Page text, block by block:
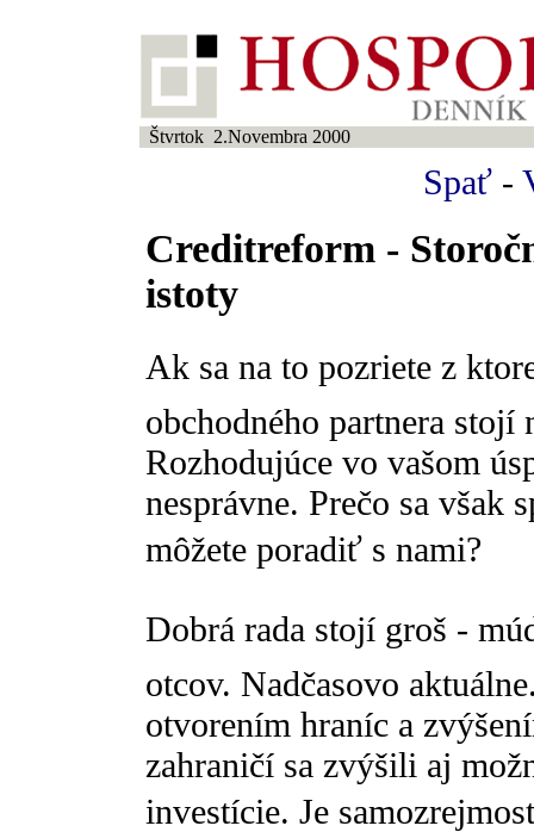
Štvrtok 2.Novembra 2000
Spať -
Creditreform -
istoty
Ak sa na to pozriete z
obchodného partnera stojí
Rozhodujúce vo vašom
nesprávne. Prečo sa však
môžete poradiť s nami?
Dobrá rada stojí groš -
otcov. Nadčasovo
otvorením hraníc a
zahraničí sa zvýšili aj
investície. Je